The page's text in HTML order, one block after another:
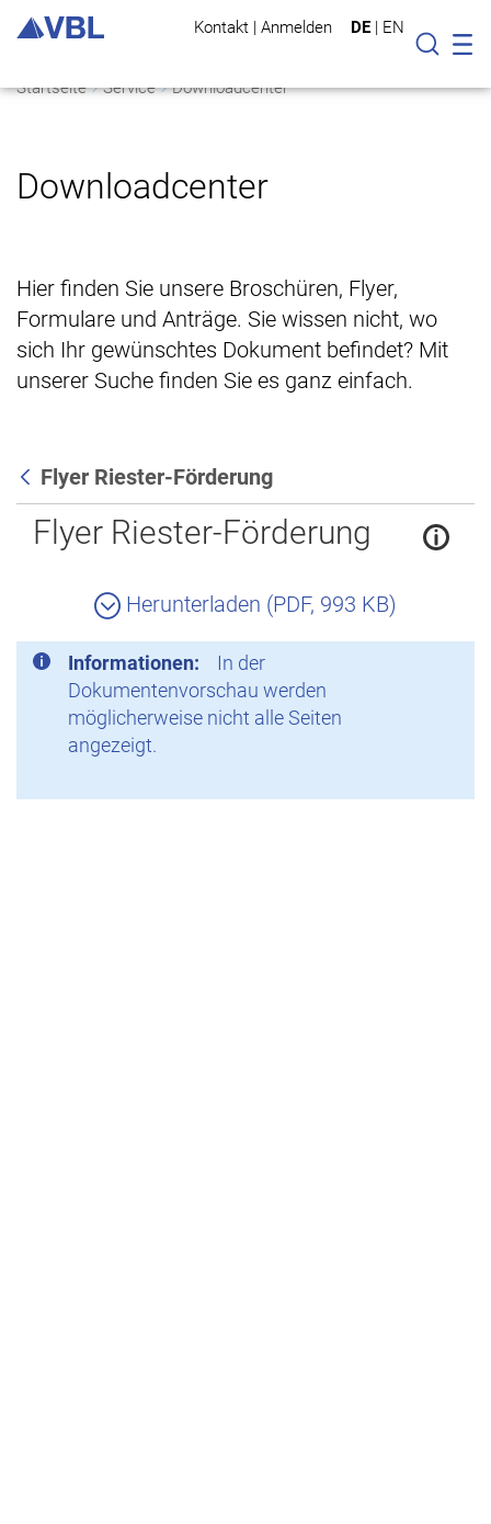
Kontakt | Anmelden DE | EN
Suche
Startseite Service Downloadcenter
Downloadcenter
Hier finden Sie unsere Broschüren, Flyer,
Formulare und Anträge. Sie wissen nicht, wo
sich Ihr gewünschtes Dokument befindet? Mit
unserer Suche finden Sie es ganz einfach.
Zurück
Flyer Riester-Förderung
Flyer Riester-Förderung
Herunterladen (PDF, 993 KB)
Informationen:
In der
Dokumentenvorschau werden
möglicherweise nicht alle Seiten
angezeigt.